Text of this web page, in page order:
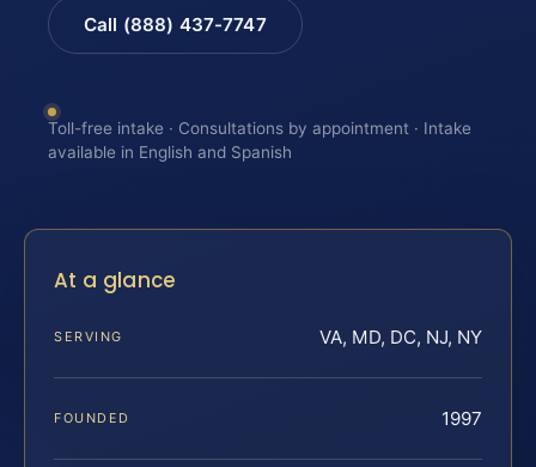
Call (888) 437-7747
Toll-free intake · Consultations by appointment · Intake
available in English and Spanish
At a glance
SERVING VA, MD, DC, NJ, NY
FOUNDED 1997